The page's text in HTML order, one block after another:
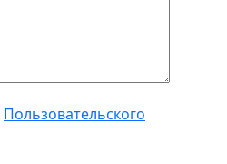
Пользовательского